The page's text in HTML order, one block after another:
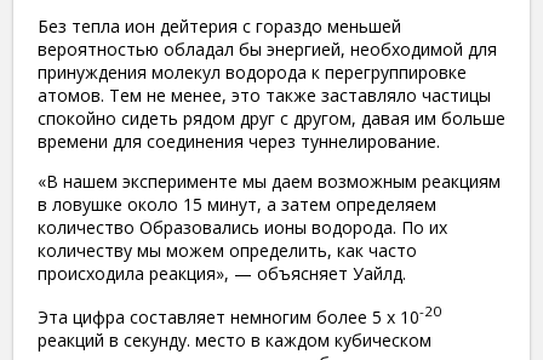
Без тепла ион дейтерия с гораздо меньшей
вероятностью обладал бы энергией, необходимой для
принуждения молекул водорода к перегруппировке
атомов. Тем не менее, это также заставляло частицы
спокойно сидеть рядом друг с другом, давая им больше
времени для соединения через туннелирование.
«В нашем эксперименте мы даем возможным реакциям
в ловушке около 15 минут, а затем определяем
количество Образовались ионы водорода. По их
количеству мы можем определить, как часто
происходила реакция», — объясняет Уайлд.
Эта цифра составляет немногим более 5 x 10-20
реакций в секунду. место в каждом кубическом